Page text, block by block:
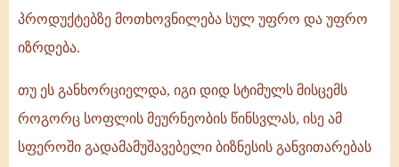
პროდუქტებზე მოთხოვნილება სულ უფრო და უფრო
იზრდება.
თუ ეს განხორციელდა, იგი დიდ სტიმულს მისცემს
როგორც სოფლის მეურნეობის წინსვლას, ისე ამ
სფეროში გადამამუშავებელი ბიზნესის განვითარებას